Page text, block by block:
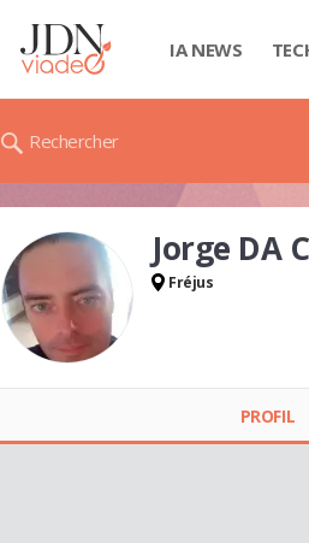
IA NEWS
Rechercher
Jorge DA
Fréjus
PROFIL